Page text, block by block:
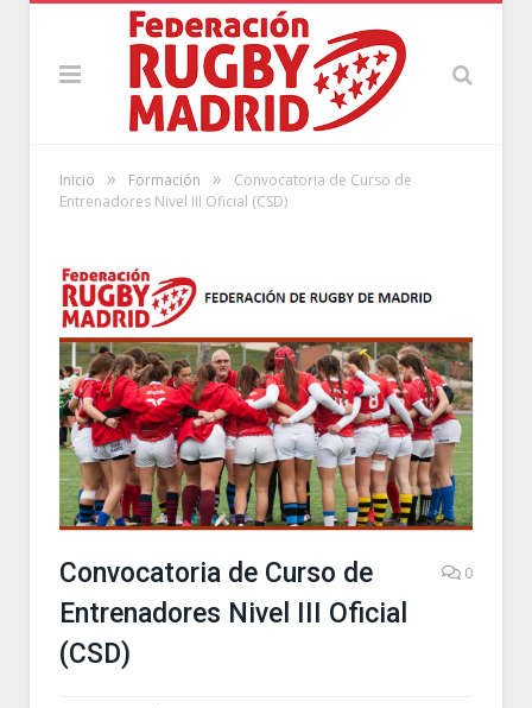
Inicio » Formación »
Convocatoria de Curso de
Entrenadores Nivel III Oficial (CSD)
Convocatoria de Curso de
Entrenadores Nivel III Oficial
(CSD)
0